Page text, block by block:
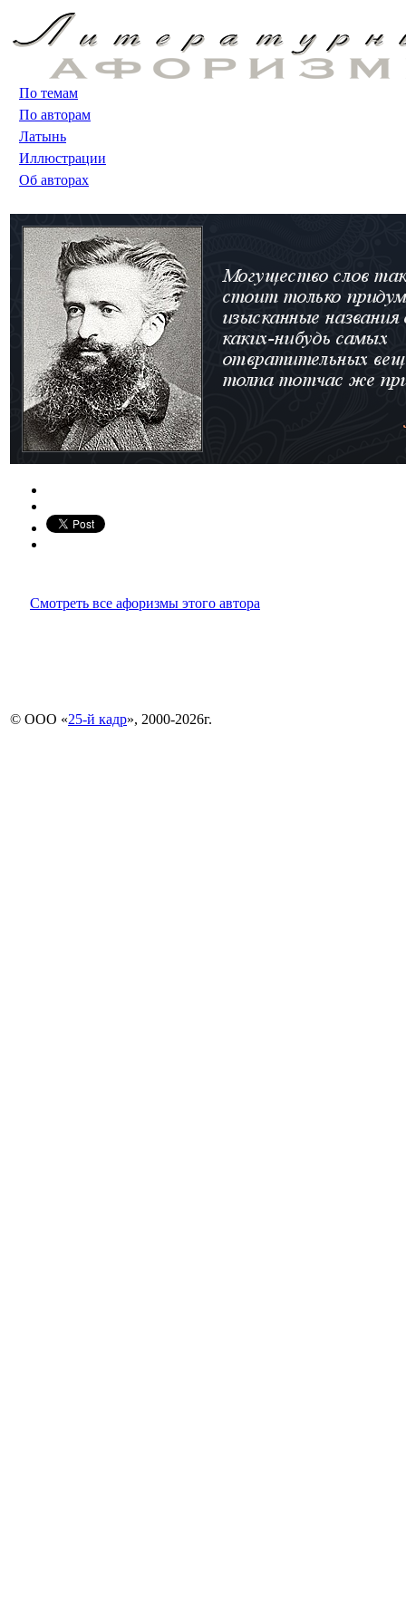
По темам
По авторам
Латынь
Иллюстрации
Об авторах
Смотреть все афоризмы этого автора
© ООО «25-й кадр», 2000-2026г.